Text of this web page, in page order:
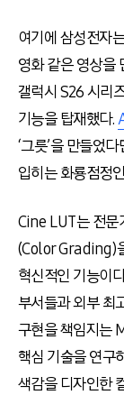
여기에 삼성전자
영화 같은 영상을
갤럭시 S26 시리
기능을 탑재했다.
‘그릇’을 만들었
입히는 화룡점정
Cine LUT는 전문
(Color Grading)
혁신적인 기능이
부서들과 외부 최
구현을 책임지는
핵심 기술을 연구
색감을 디자인한